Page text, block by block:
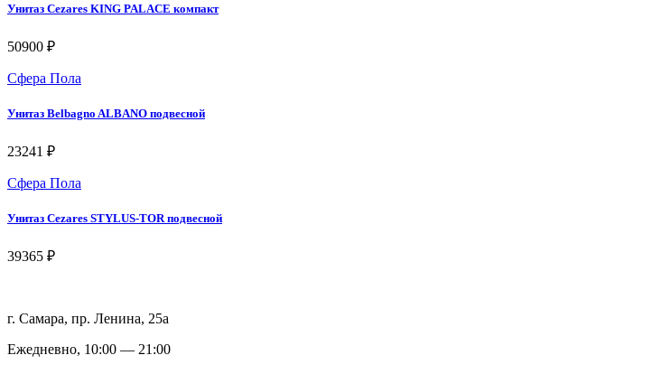
Унитаз Cezares KING PALACE компакт
50900 ₽
Сфера Пола
Унитаз Belbagno ALBANO подвесной
23241 ₽
Сфера Пола
Унитаз Cezares STYLUS-TOR подвесной
39365 ₽
г. Самара, пр. Ленина, 25а
Ежедневно, 10:00 — 21:00